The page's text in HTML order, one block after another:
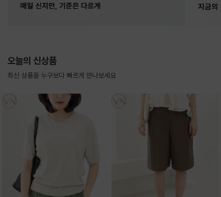
오늘의 신상품
최신 상품을 누구보다 빠르게 만나보세요